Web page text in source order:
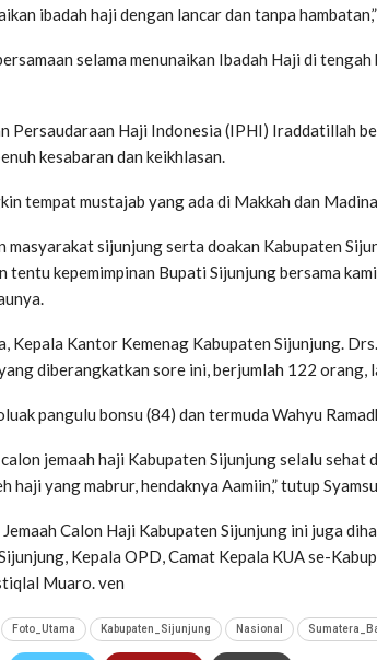
ibadah haji dengan lancar dan tanpa
selama menunaikan Ibadah Haji di
Persaudaraan Haji Indonesia (IPHI) Iraddatillah
kesabaran dan keikhlasan.
tempat mustajab yang ada di Makkah dan
masyarakat sijunjung serta doakan Kabupaten
tentu kepemimpinan Bupati Sijunjung bersama
Kepala Kantor Kemenag Kabupaten Sijunjung.
diberangkatkan sore ini, berjumlah 122 orang,
pangulu bonsu (84) dan termuda Wahyu
jemaah haji Kabupaten Sijunjung selalu sehat
haji yang mabrur, hendaknya Aamiin,” tutup
Calon Haji Kabupaten Sijunjung ini juga
Kepala OPD, Camat Kepala KUA se-
Muaro. ven
Foto_Utama Kabupaten_Sijunjung Nasional